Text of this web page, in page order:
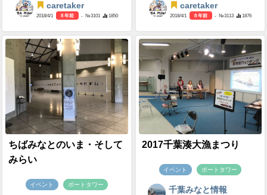
caretaker
2018/4/1 8 年前 - №3101 1850
caretaker
2018/4/1 8 年前 - №3113 1876
ちばみなとのいま・そして
みらい
イベント ポートタワー
2017千葉湊大漁まつり
イベント ポートタワー
千葉みなと情報